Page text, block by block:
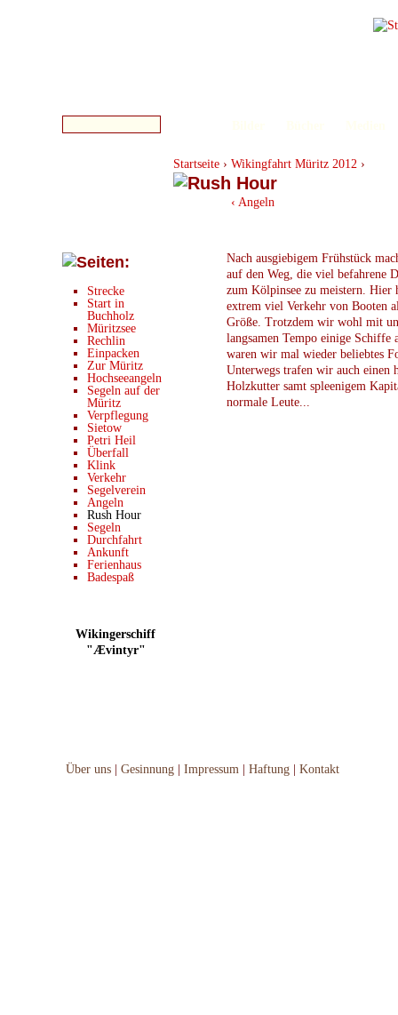
Startseite › Wikingfahrt Müritz 2012 ›
‹ Angeln
Nach ausgiebigem Frühstück
auf den Weg, die viel befahrene
zum Kölpinsee zu meistern. Hier
extrem viel Verkehr von Booten
Größe. Trotzdem wir wohl mit
langsamen Tempo einige Schiffe
waren wir mal wieder beliebtes
Unterwegs trafen wir auch einen
Holzkutter samt spleenigem
normale Leute...
Strecke
Start in
Buchholz
Müritzsee
Rechlin
Einpacken
Zur Müritz
Hochseeangeln
Segeln auf der
Müritz
Verpflegung
Sietow
Petri Heil
Überfall
Klink
Verkehr
Segelverein
Angeln
Rush Hour
Segeln
Durchfahrt
Ankunft
Ferienhaus
Badespaß
Wikingerschiff
"Ævintyr"
Über uns Gesinnung Impressum Haftung Kontakt